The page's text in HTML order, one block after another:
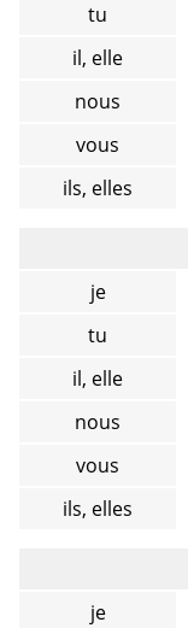
tu
il, elle
nous
vous
ils, elles
je
tu
il, elle
nous
vous
ils, elles
je